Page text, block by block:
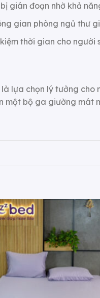
gián đoạn nhờ khả
gian phòng ngủ thư
thời gian cho người
là lựa chọn lý tưởng cho
một bộ ga giường